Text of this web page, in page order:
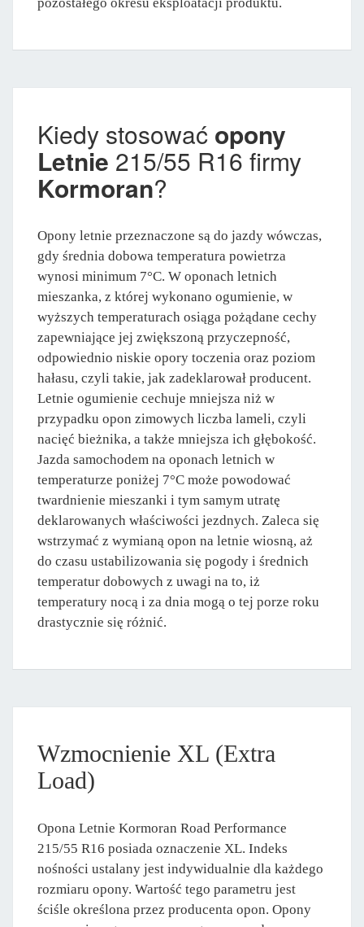
Kiedy stosować opony
Letnie 215/55 R16 firmy
Kormoran?
Opony letnie przeznaczone są do jazdy wówczas,
gdy średnia dobowa temperatura powietrza
wynosi minimum 7°C. W oponach letnich
mieszanka, z której wykonano ogumienie, w
wyższych temperaturach osiąga pożądane cechy
zapewniające jej zwiększoną przyczepność,
odpowiednio niskie opory toczenia oraz poziom
hałasu, czyli takie, jak zadeklarował producent.
Letnie ogumienie cechuje mniejsza niż w
przypadku opon zimowych liczba lameli, czyli
nacięć bieżnika, a także mniejsza ich głębokość.
Jazda samochodem na oponach letnich w
temperaturze poniżej 7°C może powodować
twardnienie mieszanki i tym samym utratę
deklarowanych właściwości jezdnych. Zaleca się
wstrzymać z wymianą opon na letnie wiosną, aż
do czasu ustabilizowania się pogody i średnich
temperatur dobowych z uwagi na to, iż
temperatury nocą i za dnia mogą o tej porze roku
drastycznie się różnić.
Wzmocnienie XL (Extra
Load)
Opona Letnie Kormoran Road Performance
215/55 R16 posiada oznaczenie XL. Indeks
nośności ustalany jest indywidualnie dla każdego
rozmiaru opony. Wartość tego parametru jest
ściśle określona przez producenta opon. Opony